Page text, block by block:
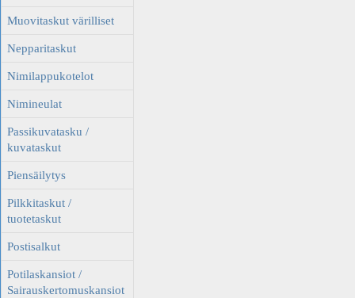
Muovitaskut värilliset
Nepparitaskut
Nimilappukotelot
Nimineulat
Passikuvatasku /
kuvataskut
Piensäilytys
Pilkkitaskut /
tuotetaskut
Postisalkut
Potilaskansiot /
Sairauskertomuskansiot